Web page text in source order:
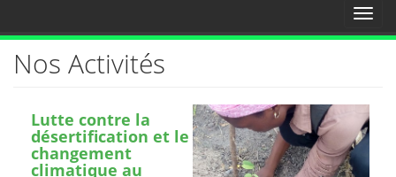
Menu
Nos Activités
Lutte contre la
désertification et le
changement
climatique au